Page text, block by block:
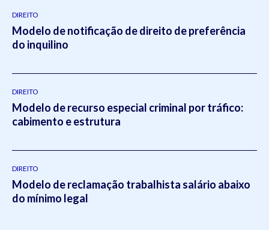
DIREITO
Modelo de notificação de direito de preferência
do inquilino
DIREITO
Modelo de recurso especial criminal por tráfico:
cabimento e estrutura
DIREITO
Modelo de reclamação trabalhista salário abaixo
do mínimo legal